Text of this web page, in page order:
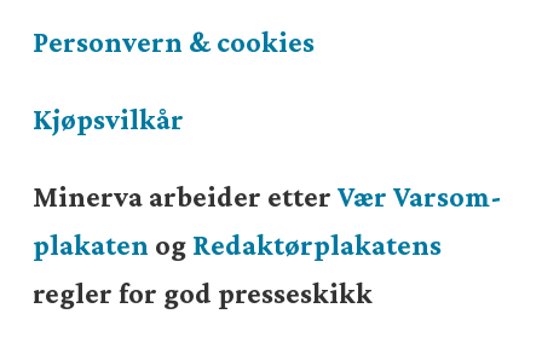
Personvern & cookies
Kjøpsvilkår
Minerva arbeider etterVær Varsom-
plakaten og Redaktørplakatens
regler for god presseskikk